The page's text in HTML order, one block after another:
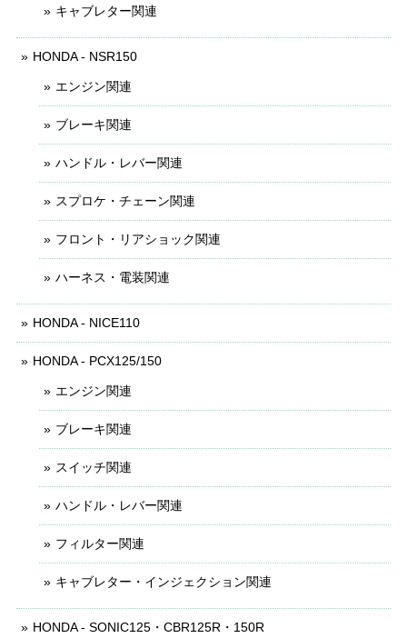
キャブレター関連
HONDA - NSR150
エンジン関連
ブレーキ関連
ハンドル・レバー関連
スプロケ・チェーン関連
フロント・リアショック関連
ハーネス・電装関連
HONDA - NICE110
HONDA - PCX125/150
エンジン関連
ブレーキ関連
スイッチ関連
ハンドル・レバー関連
フィルター関連
キャブレター・インジェクション関連
HONDA - SONIC125・CBR125R・150R